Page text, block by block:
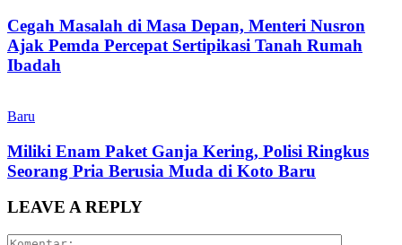
Cegah Masalah di Masa Depan, Menteri Nusron
Ajak Pemda Percepat Sertipikasi Tanah Rumah
Ibadah
Baru
Miliki Enam Paket Ganja Kering, Polisi Ringkus
Seorang Pria Berusia Muda di Koto Baru
LEAVE A REPLY